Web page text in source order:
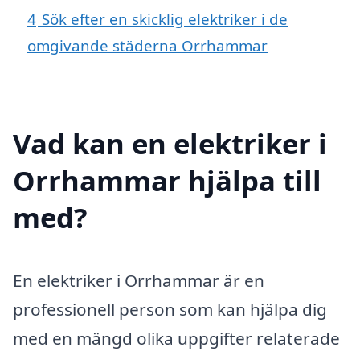
4 Sök efter en skicklig elektriker i de
omgivande städerna Orrhammar
Vad kan en elektriker i
Orrhammar hjälpa till
med?
En elektriker i Orrhammar är en
professionell person som kan hjälpa dig
med en mängd olika uppgifter relaterade